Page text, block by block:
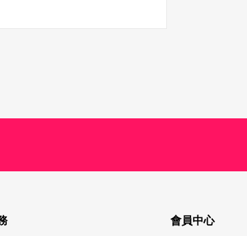
會員中心